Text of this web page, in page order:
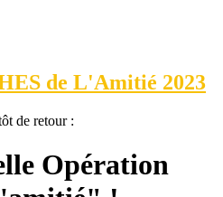
de L'Amitié 2023
de retour :
Opération